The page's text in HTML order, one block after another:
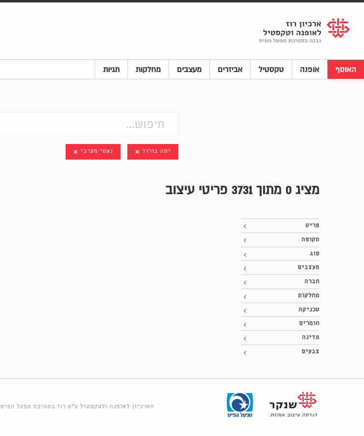
Shenkar
Logo
האוסף אופנה טקסטיל אביזרים מעצבים מחלקות תגיות
יפה בורוד נעמי מערבי
מציג 0 מתוך 3731 פריטי עיצוב
פריט
תקופה
סוג
מעצבים
חברה
מחלקות
טכניקה
חומרים
מדינה
צבעים
הארכיון לאופנה ולטקסטיל ע"ש רוז בתמיכת מפעל הפיס